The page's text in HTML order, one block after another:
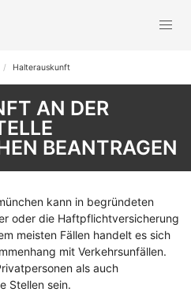
Halterauskunft
AN DER
BEANTRAGEN
kann in begründeten
oder die Haftpflichtversicherung
meisten Fällen handelt es sich
mit Verkehrsunfällen.
als auch
Stellen sein.